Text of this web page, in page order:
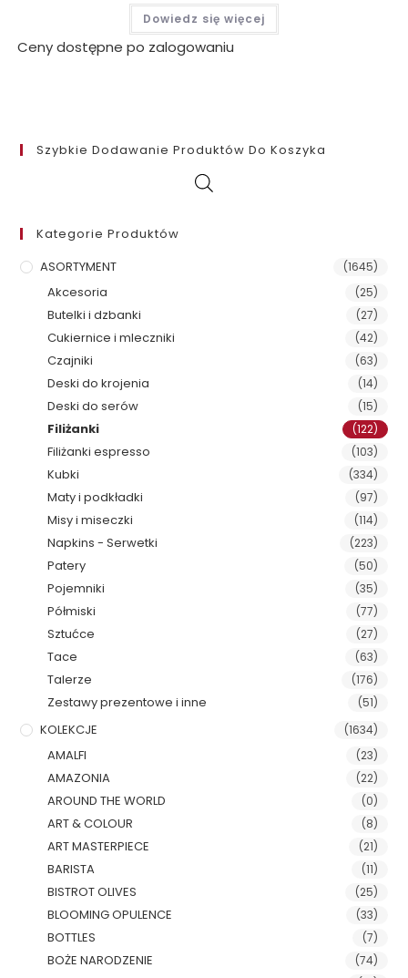
Dowiedz się więcej
Ceny dostępne po zalogowaniu
Szybkie Dodawanie Produktów Do Koszyka
Kategorie Produktów
ASORTYMENT
(1645)
Akcesoria (25)
Butelki i dzbanki (27)
Cukiernice i mleczniki (42)
Czajniki (63)
Deski do krojenia (14)
Deski do serów (15)
Filiżanki (122)
Filiżanki espresso (103)
Kubki (334)
Maty i podkładki (97)
Misy i miseczki (114)
Napkins - Serwetki (223)
Patery (50)
Pojemniki (35)
Półmiski (77)
Sztućce (27)
Tace (63)
Talerze (176)
Zestawy prezentowe i inne (51)
KOLEKCJE (1634)
AMALFI (23)
AMAZONIA (22)
AROUND THE WORLD (0)
ART & COLOUR (8)
ART MASTERPIECE (21)
BARISTA (11)
BISTROT OLIVES (25)
BLOOMING OPULENCE (33)
BOTTLES (7)
BOŻE NARODZENIE (74)